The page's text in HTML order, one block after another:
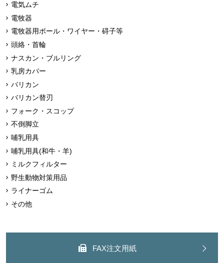
電気ムチ
電牧器
電牧器用ポール・ワイヤー・碍子等
頭絡・首輪
ナスカン・ブルリング
乳房カバー
バリカン
バリカン替刃
フォーク・スコップ
不倒脚立
哺乳用具
哺乳用具(和牛・羊)
ミルクフィルター
野生動物対策用品
ライナーゴム
その他
FAX注文用紙